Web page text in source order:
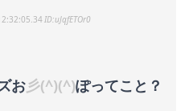
uJqfETOr0
お彡(^)(^)ぽってこと？